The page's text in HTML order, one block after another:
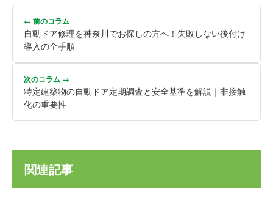
← 前のコラム
自動ドア修理を神奈川でお探しの方へ！失敗しない後付け
導入の全手順
次のコラム →
特定建築物の自動ドア定期調査と安全基準を解説｜非接触
化の重要性
関連記事